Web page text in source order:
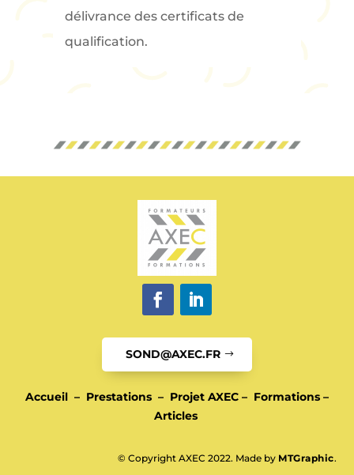
délivrance des certificats de
qualification.
SOND@AXEC.FR
Accueil – Prestations – Projet AXEC – Formations –
Articles
© Copyright AXEC 2022. Made by MTGraphic.